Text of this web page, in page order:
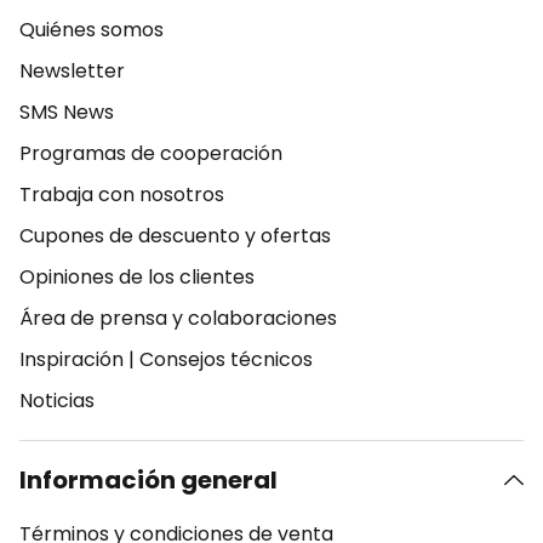
Quiénes somos
Newsletter
SMS News
Programas de cooperación
Trabaja con nosotros
Cupones de descuento y ofertas
Opiniones de los clientes
Área de prensa y colaboraciones
Inspiración | Consejos técnicos
Noticias
Información general
Términos y condiciones de venta